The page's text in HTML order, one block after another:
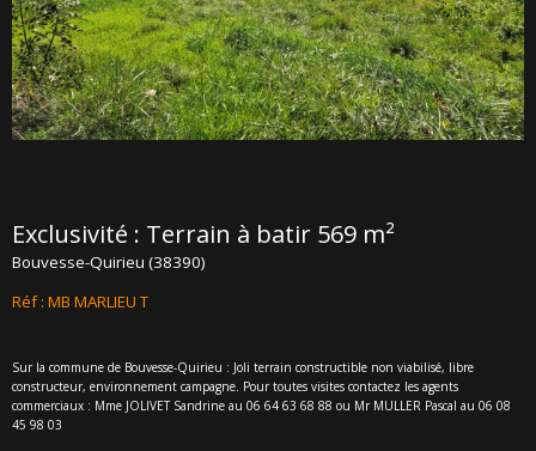
Exclusivité : Terrain à batir 569 m²
Bouvesse-Quirieu (38390)
Réf : MB MARLIEU T
Sur la commune de Bouvesse-Quirieu : Joli terrain constructible non viabilisé, libre
constructeur, environnement campagne. Pour toutes visites contactez les agents
commerciaux : Mme JOLIVET Sandrine au 06 64 63 68 88 ou Mr MULLER Pascal au 06 08
45 98 03